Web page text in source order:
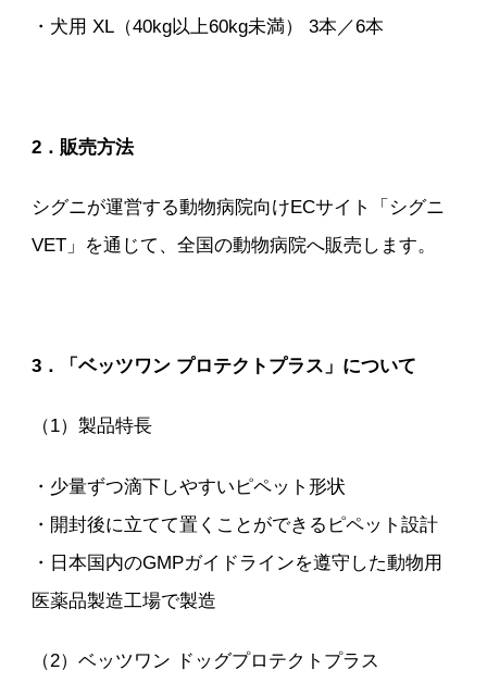
・犬用 XL（40kg以上60kg未満） 3本／6本
2．販売方法
シグニが運営する動物病院向けECサイト「シグニ
VET」を通じて、全国の動物病院へ販売します。
3．「ベッツワン プロテクトプラス」について
（1）製品特長
・少量ずつ滴下しやすいピペット形状
・開封後に立てて置くことができるピペット設計
・日本国内のGMPガイドラインを遵守した動物用
医薬品製造工場で製造
（2）ベッツワン ドッグプロテクトプラス